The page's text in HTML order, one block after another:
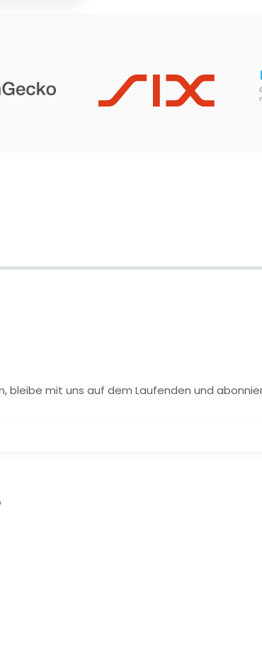
bleibe mit uns auf dem Laufenden und